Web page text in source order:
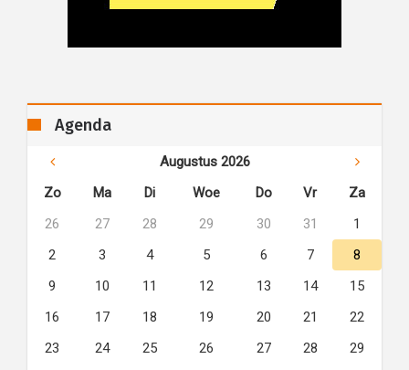
Agenda
Augustus 2026
Zo
Ma Di Woe Do Vr
Za
26
27 28 29 30 31
1
2
3 4 5 6 7
8
9
10 11 12 13 14
15
16
17 18 19 20 21
22
23
24 25 26 27 28
29